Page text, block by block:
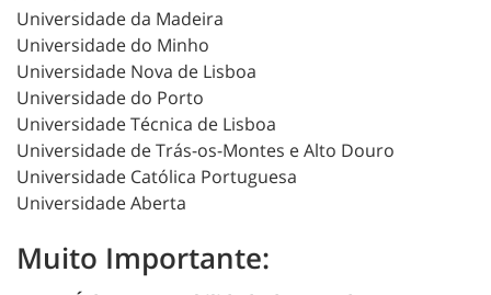
Universidade da Madeira
Universidade do Minho
Universidade Nova de Lisboa
Universidade do Porto
Universidade Técnica de Lisboa
Universidade de Trás-os-Montes e Alto Douro
Universidade Católica Portuguesa
Universidade Aberta
Muito Importante: